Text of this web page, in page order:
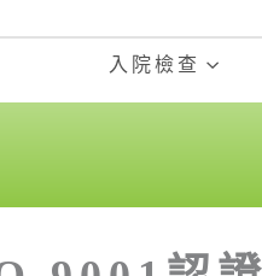
入院檢查